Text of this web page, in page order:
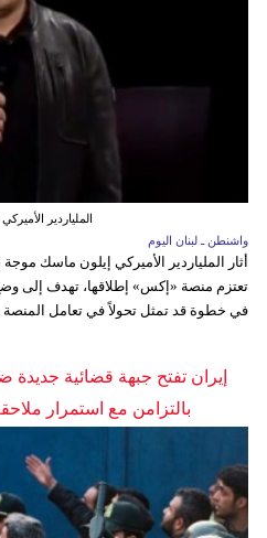
الملياردير
واشنطن ـ لبنان اليوم
أثار الملياردير الأميركي إيلون ماسك
تعتزم منصة «إكس» إطلاقها، تهدف إلى
في خطوة قد تمثل تحولاً في تعامل المنصة
إيران تفتح جبهة قضائية
بالتزامن مع استمرار